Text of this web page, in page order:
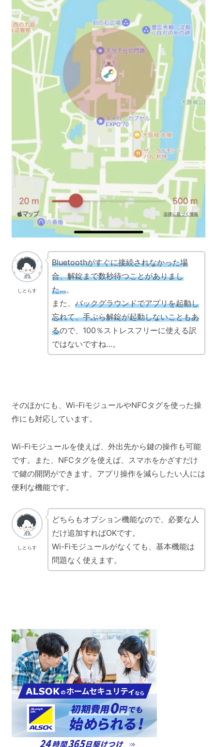
しとらす
Bluetoothがすぐに接続されなかった場
合、解錠まで数秒待つことがありまし
た…。
また、 バックグラウンドでアプリを起動し
忘れて、手ぶら解錠が起動しないこともあ
るので、100％ストレスフリーに使える訳
ではないですね…。
そのほかにも、Wi-FiモジュールやNFCタグを使った操
作にも対応しています。
Wi-Fiモジュールを使えば、外出先から鍵の操作も可能
です。また、NFCタグを使えば、スマホをかざすだけ
で鍵の開閉ができます。アプリ操作を減らしたい人には
便利な機能です。
しとらす
どちらもオプション機能なので、必要な人
だけ追加すればOKです。
Wi-Fiモジュールがなくても、基本機能は
問題なく使えます。